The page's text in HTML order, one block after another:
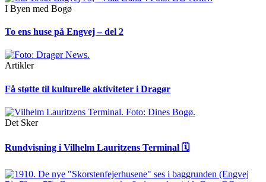
I Byen med Bogø
To ens huse på Engvej – del 2
Artikler
Få støtte til kulturelle aktiviteter i Dragør
Det Sker
Rundvisning i Vilhelm Lauritzens Terminal 🗓